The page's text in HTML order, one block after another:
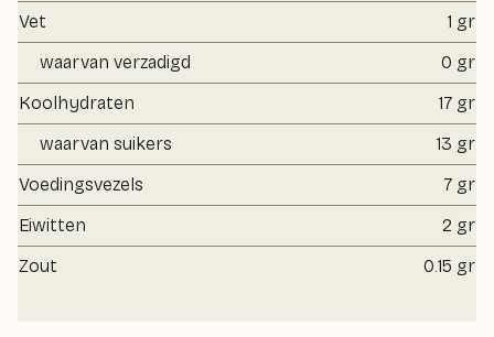
Vet
1 gr
waarvan verzadigd
0 gr
Koolhydraten
17 gr
waarvan suikers
13 gr
Voedingsvezels
7 gr
Eiwitten
2 gr
Zout
0.15 gr